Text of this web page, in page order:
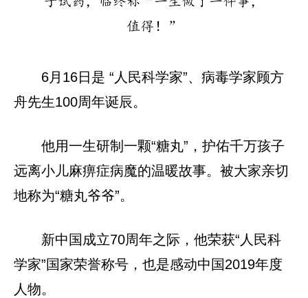
6月16日是 “人民科学家”、病毒学家顾方
舟先生100周年诞辰。
他用一生研制一颗“糖丸”，护佑千万孩子
远离小儿麻痹症病魔的温暖故事。被大家亲切
地称为“糖丸爷爷”。
新中国成立70周年之际，他荣获“人民科
学家”国家荣誉称号，也是感动中国2019年度
人物。